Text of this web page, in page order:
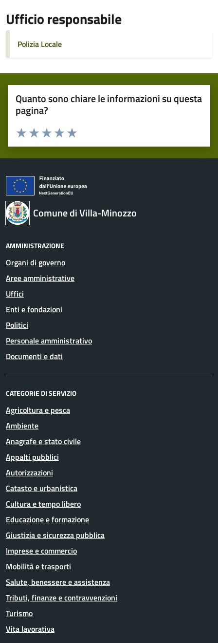
Ufficio responsabile
Polizia Locale
Quanto sono chiare le informazioni su questa
pagina?
Valuta 5 stelle su 5
Valuta 4 stelle su 5
Valuta 3 stelle su 5
Valuta 2 stelle su 5
Valuta 1 stelle su 5
Comune di Villa-Minozzo
AMMINISTRAZIONE
Organi di governo
Aree amministrative
Uffici
Enti e fondazioni
Politici
Personale amministrativo
Documenti e dati
CATEGORIE DI SERVIZIO
Agricoltura e pesca
Ambiente
Anagrafe e stato civile
Appalti pubblici
Autorizzazioni
Catasto e urbanistica
Cultura e tempo libero
Educazione e formazione
Giustizia e sicurezza pubblica
Imprese e commercio
Mobilità e trasporti
Salute, benessere e assistenza
Tributi, finanze e contravvenzioni
Turismo
Vita lavorativa